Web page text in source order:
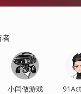
者
小闫做游戏